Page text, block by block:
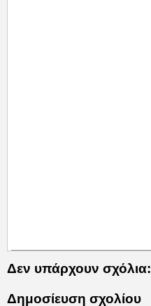
Δεν υπάρχουν σχόλια:
Δημοσίευση σχολίου